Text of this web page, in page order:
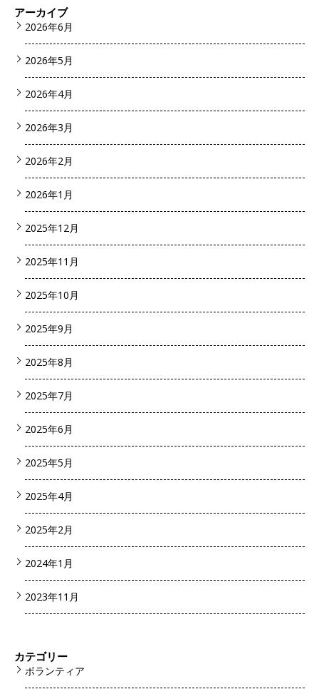
アーカイブ
2026年6月
2026年5月
2026年4月
2026年3月
2026年2月
2026年1月
2025年12月
2025年11月
2025年10月
2025年9月
2025年8月
2025年7月
2025年6月
2025年5月
2025年4月
2025年2月
2024年1月
2023年11月
カテゴリー
ボランティア